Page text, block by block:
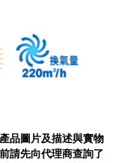
品圖片及描述與實物
請先向代理商查詢了